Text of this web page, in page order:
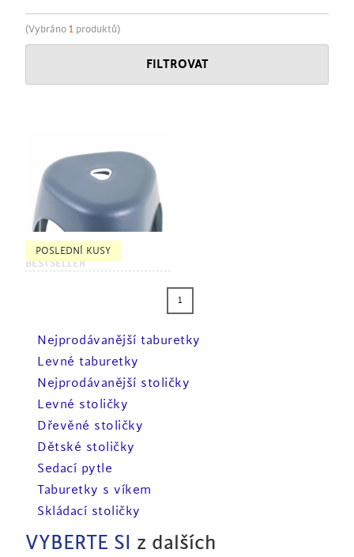
(Vybráno 1 produktů)
FILTROVAT
POSLEDNÍ KUSY
BESTSELLER
1
Nejprodávanější taburetky
Levné taburetky
Nejprodávanější stoličky
Levné stoličky
Dřevěné stoličky
Dětské stoličky
Sedací pytle
Taburetky s víkem
Skládací stoličky
VYBERTE SI
z dalších